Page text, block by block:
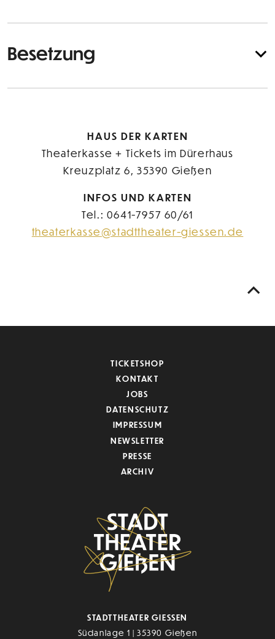
Besetzung
HAUS DER KARTEN
Theaterkasse + Tickets im Dürerhaus
Kreuzplatz 6, 35390 Gießen
INFOS UND KARTEN
Tel.: 0641-7957 60/61
theaterkasse@stadttheater-giessen.de
TICKETSHOP
KONTAKT
JOBS
DATENSCHUTZ
IMPRESSUM
NEWSLETTER
PRESSE
ARCHIV
STADTTHEATER GIESSEN
Südanlage 1 | 35390 Gießen